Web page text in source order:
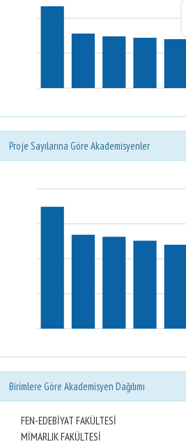
Proje Sayılarına Göre Akademisyenler
Birimlere Göre Akademisyen Dağılımı
FEN-EDEBİYAT FAKÜLTESİ
MİMARLIK FAKÜLTESİ